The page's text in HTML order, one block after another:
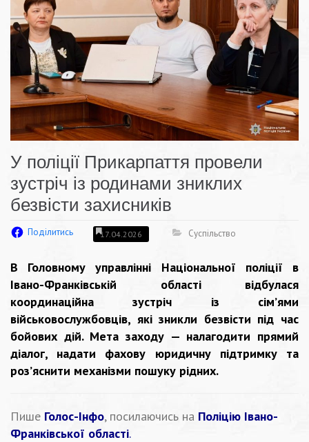
У поліції Прикарпаття провели
зустріч із родинами зниклих
безвісти захисників
Поділитись 17.04.2026 Суспільство
В Головному управлінні Національної поліції в
Івано-Франківській області відбулася
координаційна зустріч із сім’ями
військовослужбовців, які зникли безвісти під час
бойових дій. Мета заходу — налагодити прямий
діалог, надати фахову юридичну підтримку та
роз’яснити механізми пошуку рідних.
Пише Голос-Інфо, посилаючись на Поліцію Івано-
Франківської області.